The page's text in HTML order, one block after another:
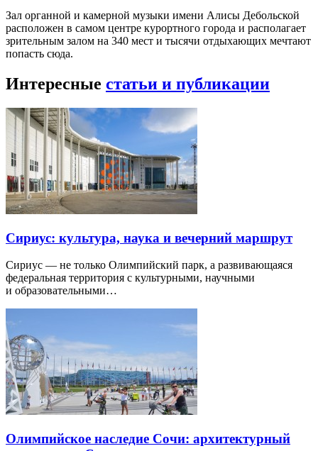
Зал органной и камерной музыки имени Алисы Дебольской
расположен в самом центре курортного города и располагает
зрительным залом на 340 мест и тысячи отдыхающих мечтают
попасть сюда.
Интересные статьи и публикации
Сириус: культура, наука и вечерний маршрут
Сириус — не только Олимпийский парк, а развивающаяся
федеральная территория с культурными, научными
и образовательными…
Олимпийское наследие Сочи: архитектурный